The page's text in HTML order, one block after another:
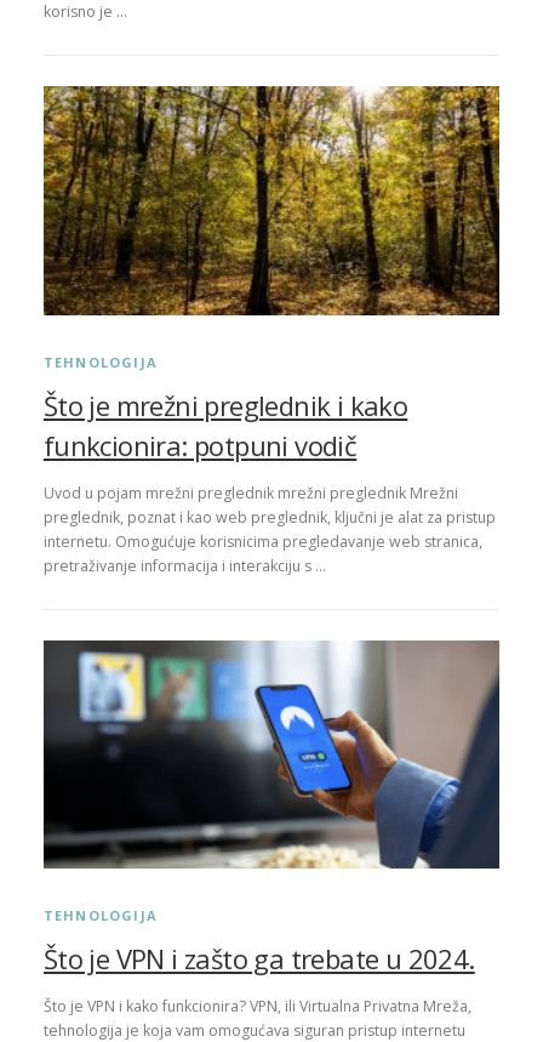
korisno je …
TEHNOLOGIJA
Što je mrežni preglednik i kako
funkcionira: potpuni vodič
Uvod u pojam mrežni preglednik mrežni preglednik Mrežni
preglednik, poznat i kao web preglednik, ključni je alat za pristup
internetu. Omogućuje korisnicima pregledavanje web stranica,
pretraživanje informacija i interakciju s …
TEHNOLOGIJA
Što je VPN i zašto ga trebate u 2024.
Što je VPN i kako funkcionira? VPN, ili Virtualna Privatna Mreža,
tehnologija je koja vam omogućava siguran pristup internetu